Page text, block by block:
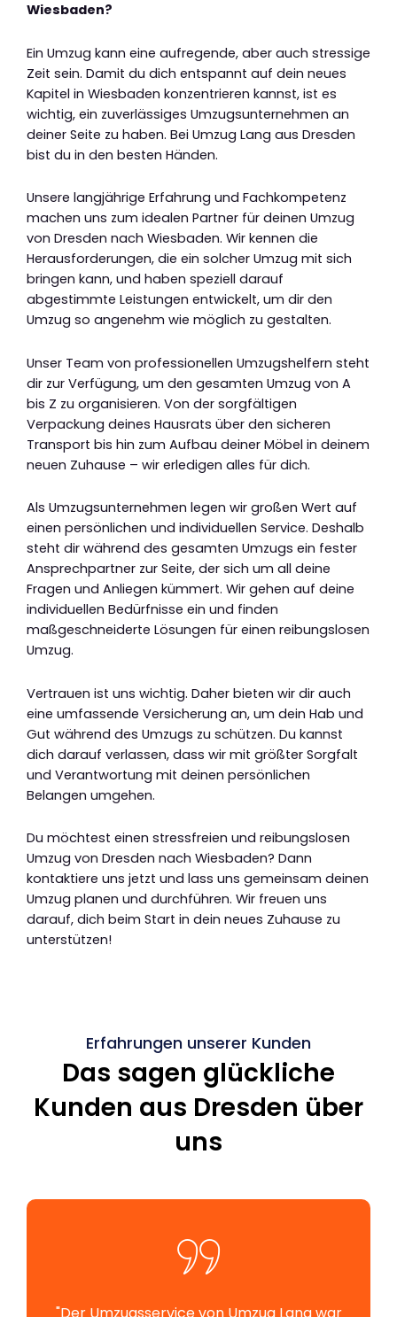
Wiesbaden?
Ein Umzug kann eine aufregende, aber auch stressige
Zeit sein. Damit du dich entspannt auf dein neues
Kapitel in Wiesbaden konzentrieren kannst, ist es
wichtig, ein zuverlässiges Umzugsunternehmen an
deiner Seite zu haben. Bei Umzug Lang aus Dresden
bist du in den besten Händen.
Unsere langjährige Erfahrung und Fachkompetenz
machen uns zum idealen Partner für deinen Umzug
von Dresden nach Wiesbaden. Wir kennen die
Herausforderungen, die ein solcher Umzug mit sich
bringen kann, und haben speziell darauf
abgestimmte Leistungen entwickelt, um dir den
Umzug so angenehm wie möglich zu gestalten.
Unser Team von professionellen Umzugshelfern steht
dir zur Verfügung, um den gesamten Umzug von A
bis Z zu organisieren. Von der sorgfältigen
Verpackung deines Hausrats über den sicheren
Transport bis hin zum Aufbau deiner Möbel in deinem
neuen Zuhause – wir erledigen alles für dich.
Als Umzugsunternehmen legen wir großen Wert auf
einen persönlichen und individuellen Service. Deshalb
steht dir während des gesamten Umzugs ein fester
Ansprechpartner zur Seite, der sich um all deine
Fragen und Anliegen kümmert. Wir gehen auf deine
individuellen Bedürfnisse ein und finden
maßgeschneiderte Lösungen für einen reibungslosen
Umzug.
Vertrauen ist uns wichtig. Daher bieten wir dir auch
eine umfassende Versicherung an, um dein Hab und
Gut während des Umzugs zu schützen. Du kannst
dich darauf verlassen, dass wir mit größter Sorgfalt
und Verantwortung mit deinen persönlichen
Belangen umgehen.
Du möchtest einen stressfreien und reibungslosen
Umzug von Dresden nach Wiesbaden? Dann
kontaktiere uns jetzt und lass uns gemeinsam deinen
Umzug planen und durchführen. Wir freuen uns
darauf, dich beim Start in dein neues Zuhause zu
unterstützen!
Erfahrungen unserer Kunden
Das sagen glückliche
Kunden aus Dresden über
uns
"Der Umzugsservice von Umzug Lang war